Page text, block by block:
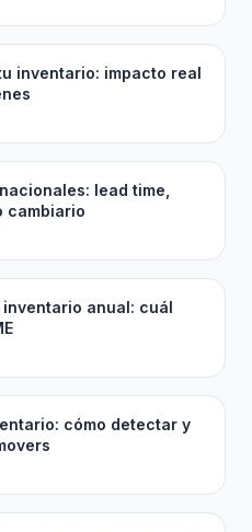
inventario: impacto real
lead time,
cambiario
anual: cuál
cómo detectar y